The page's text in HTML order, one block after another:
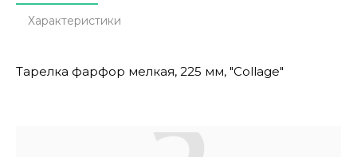
Характеристики
Тарелка фарфор мелкая, 225 мм, "Collage"